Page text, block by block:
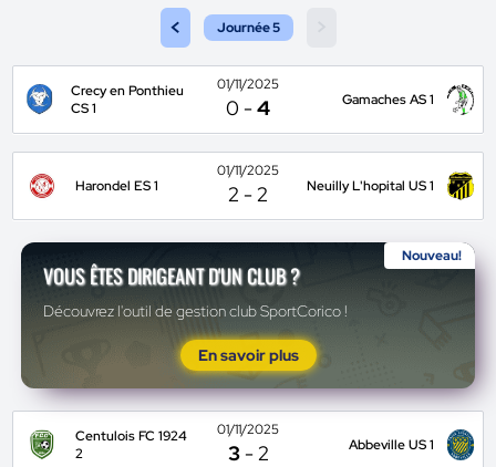
< Journée 5
Crecy en Ponthieu
CS 1
01/11/2025
0 -4 Gamaches AS 1
Harondel ES 1
01/11/2025
2 -2 Neuilly L'hopital US 1
Nouveau!
VOUS ÊTES DIRIGEANT D'UN CLUB ?
Découvrez l'outil de gestion club SportCorico !
En savoir plus
Centulois FC 1924
2
01/11/2025
3 -2 Abbeville US 1